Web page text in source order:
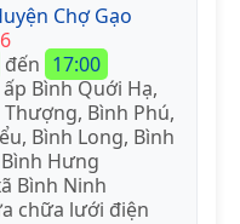
Chợ Gạo
đến 17:00
Bình Quới Hạ,
Bình Phú,
Bình Long, Bình
Hưng
Bình Ninh
chữa lưới điện